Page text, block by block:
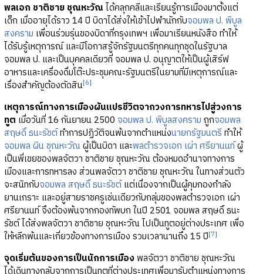
พลเอก ชาติชาย ชุณหะวัณ ได้คลุกคลีและเรียนรู้การเมืองมาตั้งแต่
เด็ก เมื่ออายุได้ราว 14 ปี บิดาได้ส่งให้เข้าไปพำนักกับจอมพล ป. พิบูล
สงคราม เพื่อนร่วมรุ่นของบิดาที่กรุงเทพฯ เพื่อมาเรียนหนังสือ ทำให้
ได้รับรู้เหตุการณ์ และมีโอกาสรู้จักรัฐมนตรีทุกคนทุกชุดในรัฐบาล
จอมพล ป. และเป็นบุคคลเดียวที่ จอมพล ป. อนุญาตให้เป็นผู้เสิร์ฟ
อาหารและเครื่องดื่มโต๊ะประชุมคณะรัฐมนตรีในยามที่มีเหตุการณ์และ
เรื่องสำคัญต้องตัดสิน[6]
เหตุการณ์ทางการเมืองผันแปรชีวิตจากวงการทหารไปสู่วงการ
ทูต เมื่อวันที่ 16 กันยายน 2500 จอมพล ป. พิบูลสงคราม ถูกจอมพล
สฤษดิ์ ธนะรัชต์ทำการปฏิวัติจนพ้นจากตำแหน่งนายกรัฐมนตรี ทำให้
จอมพล ผิน ชุณหะวัณ ผู้เป็นบิดา และพลตำรวจเอก เผ่า ศรียานนท์ผู้
เป็นพี่เขยของพลจัตวา ชาติชาย ชุณหะวัณ ต้องหมดอำนาจทางการ
เมืองและการทหารลง ส่วนพลจัตวา ชาติชาย ชุณหะวัณ ในทางส่วนตัว
จะสนิทกับจอมพล สฤษดิ์ ธนะรัชต์แต่เนื่องจากเป็นผู้คุมกองกำลัง
ยานเกราะ และอยู่สายราชครูเช่นเดียวกับกลุ่มของพลตำรวจเอก เผ่า
ศรียานนท์ จึงต้องพ้นจากกองทัพบก ในปี 2501 จอมพล สฤษดิ์ ธนะ
รัชต์ ได้ส่งพลจัตวา ชาติชาย ชุณหะวัณ ไปเป็นทูตอยู่ต่างประเทศ เพื่อ
ให้หลีกพ้นและเกี่ยวข้องทางการเมือง รวมเวลานานถึง 15 ปี[7]
จุดเริ่มต้นของการเป็นนักการเมืองพลจัตวา ชาติชาย ชุณหะวัณ